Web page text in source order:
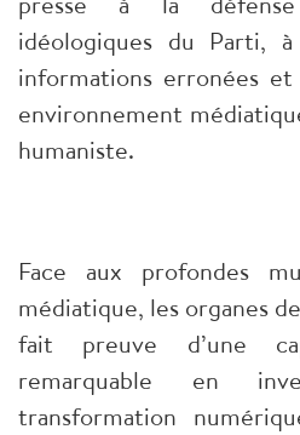
idéologiques du Parti,
informations erronées
environnement
humaniste.
Face aux profondes
médiatique, les organes
fait preuve d’une
remarquable en
transformation